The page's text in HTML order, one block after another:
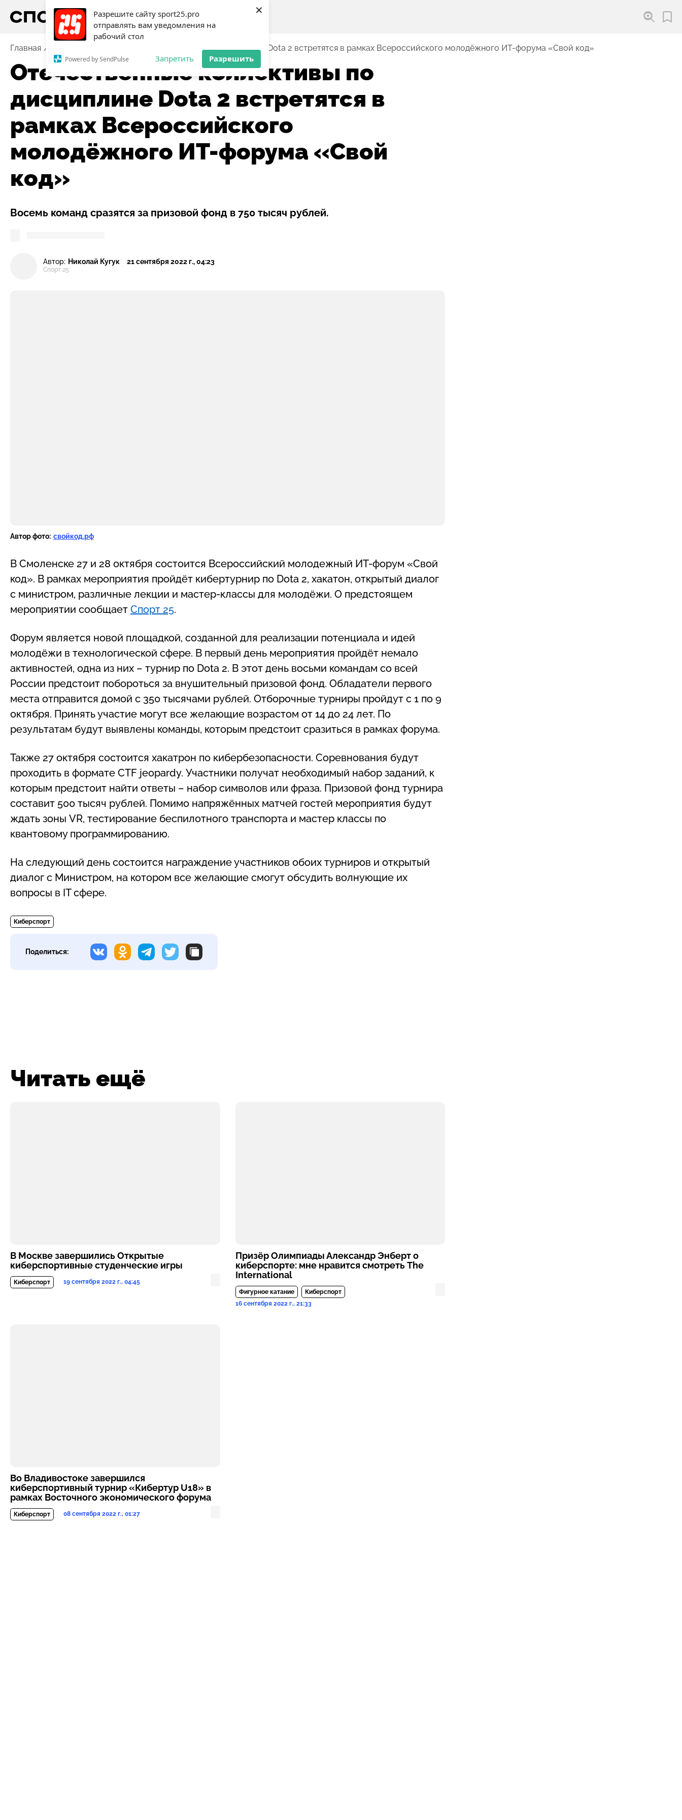
Разрешите сайту sport25.pro
отправлять вам уведомления на
рабочий стол
Powered by SendPulse Запретить Разрешить
×
Главная Отечественные коллективы по дисциплине Dota 2 встретятся в рамках Всероссийского молодёжного ИТ-форума «Свой код»
Отечественные коллективы по
дисциплине Dota 2 встретятся в
рамках Всероссийского
молодёжного ИТ-форума «Свой
код»
Восемь команд сразятся за призовой фонд в 750 тысяч рублей.
Автор: Николай Кугук
Спорт 25
21 сентября 2022 г., 04:23
Автор фото: свойкод.рф
В Смоленске 27 и 28 октября состоится Всероссийский молодежный ИТ-форум «Свой
код». В рамках мероприятия пройдёт кибертурнир по Dota 2, хакатон, открытый диалог
с министром, различные лекции и мастер-классы для молодёжи. О предстоящем
мероприятии сообщает Спорт 25.
Форум является новой площадкой, созданной для реализации потенциала и идей
молодёжи в технологической сфере. В первый день мероприятия пройдёт немало
активностей, одна из них – турнир по Dota 2. В этот день восьми командам со всей
России предстоит побороться за внушительный призовой фонд. Обладатели первого
места отправится домой с 350 тысячами рублей. Отборочные турниры пройдут с 1 по 9
октября. Принять участие могут все желающие возрастом от 14 до 24 лет. По
результатам будут выявлены команды, которым предстоит сразиться в рамках форума.
Также 27 октября состоится хакатрон по кибербезопасности. Соревнования будут
проходить в формате CTF jeopardy. Участники получат необходимый набор заданий, к
которым предстоит найти ответы – набор символов или фраза. Призовой фонд турнира
составит 500 тысяч рублей. Помимо напряжённых матчей гостей мероприятия будут
ждать зоны VR, тестирование беспилотного транспорта и мастер классы по
квантовому программированию.
На следующий день состоится награждение участников обоих турниров и открытый
диалог с Министром, на котором все желающие смогут обсудить волнующие их
вопросы в IT сфере.
Киберспорт
Поделиться:
Читать ещё
В Москве завершились Открытые
киберспортивные студенческие игры
Киберспорт 19 сентября 2022 г., 04:45
Призёр Олимпиады Александр Энберт о
киберспорте: мне нравится смотреть The
International
Фигурное катание
Киберспорт
16 сентября 2022 г., 21:33
Во Владивостоке завершился
киберспортивный турнир «Кибертур U18» в
рамках Восточного экономического форума
Киберспорт 08 сентября 2022 г., 01:27